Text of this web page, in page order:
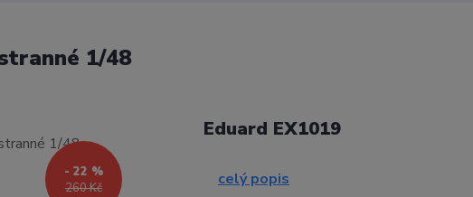
1/48
260 Kč
- 22 %
Eduard EX1019
celý popis